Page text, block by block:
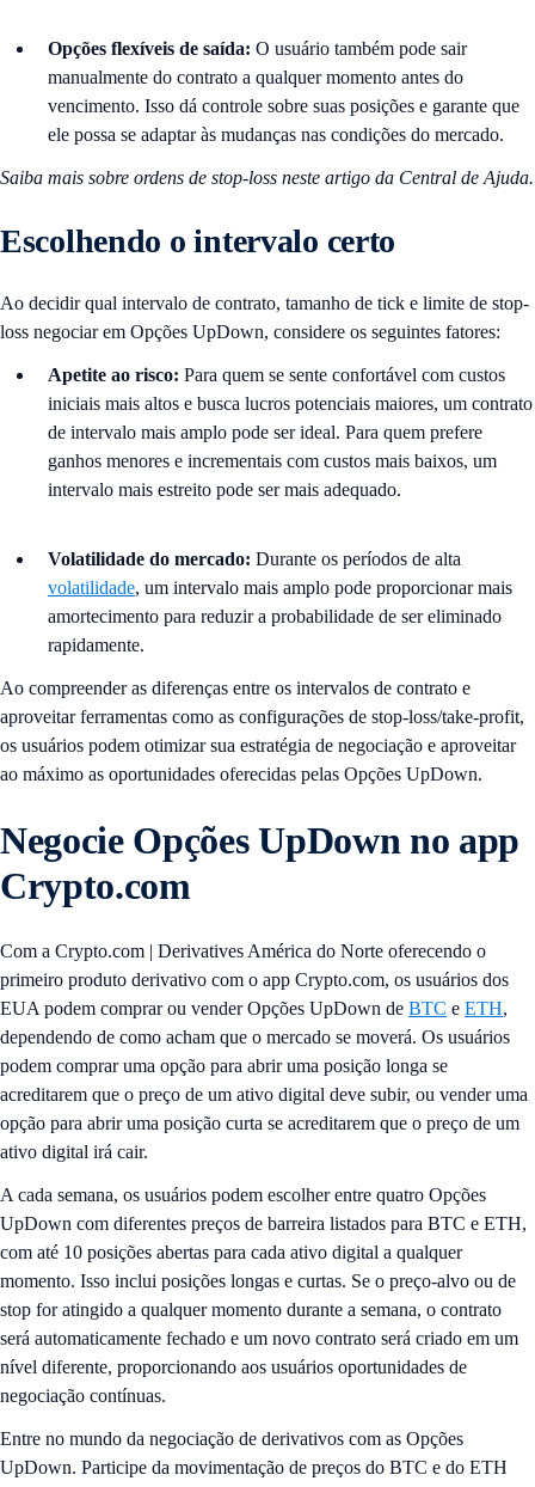
Opções flexíveis de saída: O usuário também pode sair
manualmente do contrato a qualquer momento antes do
vencimento. Isso dá controle sobre suas posições e garante que
ele possa se adaptar às mudanças nas condições do mercado.
Saiba mais sobre ordens de stop-loss neste artigo da Central de Ajuda.
Escolhendo o intervalo certo
Ao decidir qual intervalo de contrato, tamanho de tick e limite de stop-
loss negociar em Opções UpDown, considere os seguintes fatores:
Apetite ao risco: Para quem se sente confortável com custos
iniciais mais altos e busca lucros potenciais maiores, um contrato
de intervalo mais amplo pode ser ideal. Para quem prefere
ganhos menores e incrementais com custos mais baixos, um
intervalo mais estreito pode ser mais adequado.
Volatilidade do mercado: Durante os períodos de alta
volatilidade, um intervalo mais amplo pode proporcionar mais
amortecimento para reduzir a probabilidade de ser eliminado
rapidamente.
Ao compreender as diferenças entre os intervalos de contrato e
aproveitar ferramentas como as configurações de stop-loss/take-profit,
os usuários podem otimizar sua estratégia de negociação e aproveitar
ao máximo as oportunidades oferecidas pelas Opções UpDown.
Negocie Opções UpDown no app
Crypto.com
Com a Crypto.com | Derivatives América do Norte oferecendo o
primeiro produto derivativo com o app Crypto.com, os usuários dos
EUA podem comprar ou vender Opções UpDown de BTC e ETH,
dependendo de como acham que o mercado se moverá. Os usuários
podem comprar uma opção para abrir uma posição longa se
acreditarem que o preço de um ativo digital deve subir, ou vender uma
opção para abrir uma posição curta se acreditarem que o preço de um
ativo digital irá cair.
A cada semana, os usuários podem escolher entre quatro Opções
UpDown com diferentes preços de barreira listados para BTC e ETH,
com até 10 posições abertas para cada ativo digital a qualquer
momento. Isso inclui posições longas e curtas. Se o preço-alvo ou de
stop for atingido a qualquer momento durante a semana, o contrato
será automaticamente fechado e um novo contrato será criado em um
nível diferente, proporcionando aos usuários oportunidades de
negociação contínuas.
Entre no mundo da negociação de derivativos com as Opções
UpDown. Participe da movimentação de preços do BTC e do ETH